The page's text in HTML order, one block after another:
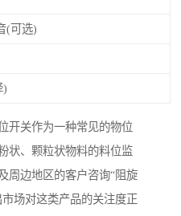
(可选)
)
开关作为一种常见的物位
状、颗粒状物料的料位监
周边地区的客户咨询“阻旋
场对这类产品的关注度正